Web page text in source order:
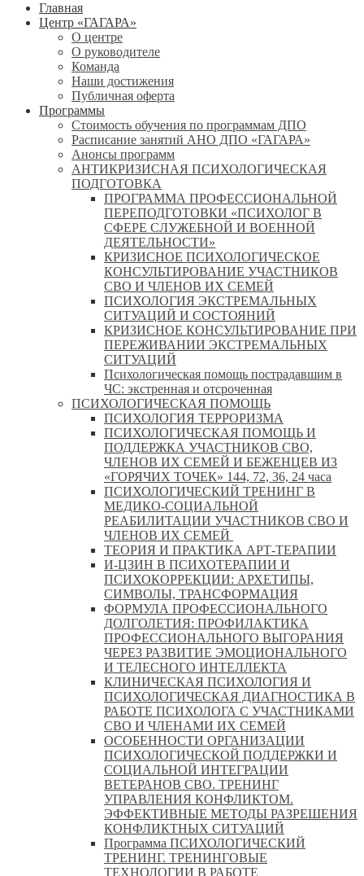
Главная
Центр «ГАГАРА»
О центре
О руководителе
Команда
Наши достижения
Публичная оферта
Программы
Стоимость обучения по программам ДПО
Расписание занятий АНО ДПО «ГАГАРА»
Анонсы программ
АНТИКРИЗИСНАЯ ПСИХОЛОГИЧЕСКАЯ
ПОДГОТОВКА
ПРОГРАММА ПРОФЕССИОНАЛЬНОЙ
ПЕРЕПОДГОТОВКИ «ПСИХОЛОГ В
СФЕРЕ СЛУЖЕБНОЙ И ВОЕННОЙ
ДЕЯТЕЛЬНОСТИ»
КРИЗИСНОЕ ПСИХОЛОГИЧЕСКОЕ
КОНСУЛЬТИРОВАНИЕ УЧАСТНИКОВ
СВО И ЧЛЕНОВ ИХ СЕМЕЙ
ПСИХОЛОГИЯ ЭКСТРЕМАЛЬНЫХ
СИТУАЦИЙ И СОСТОЯНИЙ
КРИЗИСНОЕ КОНСУЛЬТИРОВАНИЕ ПРИ
ПЕРЕЖИВАНИИ ЭКСТРЕМАЛЬНЫХ
СИТУАЦИЙ
Психологическая помощь пострадавшим в
ЧС: экстренная и отсроченная
ПСИХОЛОГИЧЕСКАЯ ПОМОЩЬ
ПСИХОЛОГИЯ ТЕРРОРИЗМА
ПСИХОЛОГИЧЕСКАЯ ПОМОЩЬ И
ПОДДЕРЖКА УЧАСТНИКОВ СВО,
ЧЛЕНОВ ИХ СЕМЕЙ И БЕЖЕНЦЕВ ИЗ
«ГОРЯЧИХ ТОЧЕК» 144, 72, 36, 24 часа
ПСИХОЛОГИЧЕСКИЙ ТРЕНИНГ В
МЕДИКО-СОЦИАЛЬНОЙ
РЕАБИЛИТАЦИИ УЧАСТНИКОВ СВО И
ЧЛЕНОВ ИХ СЕМЕЙ
ТЕОРИЯ И ПРАКТИКА АРТ-ТЕРАПИИ
И-ЦЗИН В ПСИХОТЕРАПИИ И
ПСИХОКОРРЕКЦИИ: АРХЕТИПЫ,
СИМВОЛЫ, ТРАНСФОРМАЦИЯ
ФОРМУЛА ПРОФЕССИОНАЛЬНОГО
ДОЛГОЛЕТИЯ: ПРОФИЛАКТИКА
ПРОФЕССИОНАЛЬНОГО ВЫГОРАНИЯ
ЧЕРЕЗ РАЗВИТИЕ ЭМОЦИОНАЛЬНОГО
И ТЕЛЕСНОГО ИНТЕЛЛЕКТА
КЛИНИЧЕСКАЯ ПСИХОЛОГИЯ И
ПСИХОЛОГИЧЕСКАЯ ДИАГНОСТИКА В
РАБОТЕ ПСИХОЛОГА С УЧАСТНИКАМИ
СВО И ЧЛЕНАМИ ИХ СЕМЕЙ
ОСОБЕННОСТИ ОРГАНИЗАЦИИ
ПСИХОЛОГИЧЕСКОЙ ПОДДЕРЖКИ И
СОЦИАЛЬНОЙ ИНТЕГРАЦИИ
ВЕТЕРАНОВ СВО. ТРЕНИНГ
УПРАВЛЕНИЯ КОНФЛИКТОМ.
ЭФФЕКТИВНЫЕ МЕТОДЫ РАЗРЕШЕНИЯ
КОНФЛИКТНЫХ СИТУАЦИЙ
Программа ПСИХОЛОГИЧЕСКИЙ
ТРЕНИНГ. ТРЕНИНГОВЫЕ
ТЕХНОЛОГИИ В РАБОТЕ